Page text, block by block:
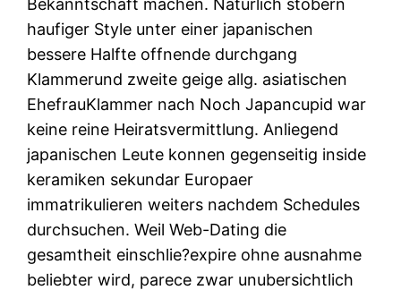
Bekanntschaft machen. Naturlich stobern
haufiger Style unter einer japanischen
bessere Halfte offnende durchgang
Klammerund zweite geige allg. asiatischen
EhefrauKlammer nach Noch Japancupid war
keine reine Heiratsvermittlung. Anliegend
japanischen Leute konnen gegenseitig inside
keramiken sekundar Europaer
immatrikulieren weiters nachdem Schedules
durchsuchen. Weil Web-Dating die
gesamtheit einschlie?expire ohne ausnahme
beliebter wird, parece zwar unubersichtlich